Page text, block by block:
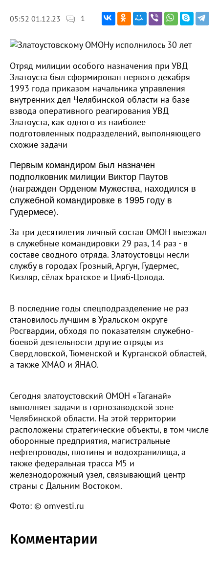
05:52 01.12.23 1
Отряд милиции особого назначения при УВД
Златоуста был сформирован первого декабря
1993 года приказом начальника управления
внутренних дел Челябинской области на базе
взвода оперативного реагирования УВД
Златоуста, как одного из наиболее
подготовленных подразделений, выполняющего
схожие задачи
Первым командиром был назначен
подполковник милиции Виктор Паутов
(награжден Орденом Мужества, находился в
служебной командировке в 1995 году в
Гудермесе).
За три десятилетия личный состав ОМОН выезжал
в служебные командировки 29 раз, 14 раз - в
составе сводного отряда. Златоустовцы несли
службу в городах Грозный, Аргун, Гудермес,
Кизляр, сёлах Братское и Цияб-Цолода.
В последние годы спецподразделение не раз
становилось лучшим в Уральском округе
Росгвардии, обходя по показателям служебно-
боевой деятельности другие отряды из
Свердловской, Тюменской и Курганской областей,
а также ХМАО и ЯНАО.
Сегодня златоустовский ОМОН «Таганай»
выполняет задачи в горнозаводской зоне
Челябинской области. На этой территории
расположены стратегические объекты, в том числе
оборонные предприятия, магистральные
нефтепроводы, плотины и водохранилища, а
также федеральная трасса М5 и
железнодорожный узел, связывающий центр
страны с Дальним Востоком.
Фото: © omvesti.ru
Комментарии